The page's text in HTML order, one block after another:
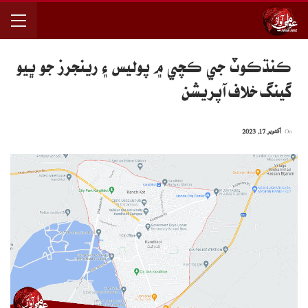
ڪنڌڪوٽ جي ڪچي ۾ پوليس ۽ رينجرز جو ڀيو
گينگ خلاف آپريشن
اکتوبر 17, 2023